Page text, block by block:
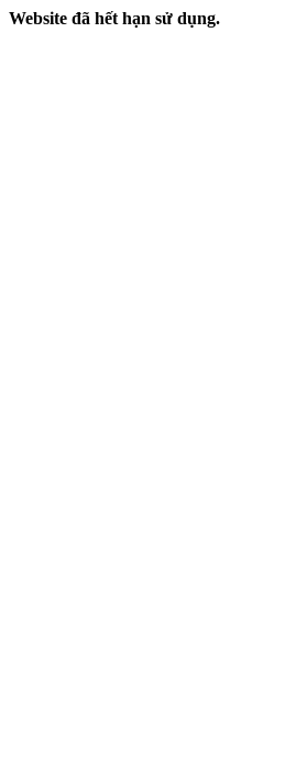
Website đã hết hạn sử dụng.